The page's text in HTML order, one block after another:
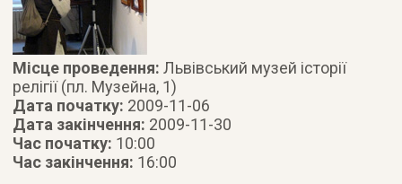
Місце проведення:Львівський музей історії
релігії (пл. Музейна, 1)
Дата початку: 2009-11-06
Дата закінчення: 2009-11-30
Час початку: 10:00
Час закінчення: 16:00